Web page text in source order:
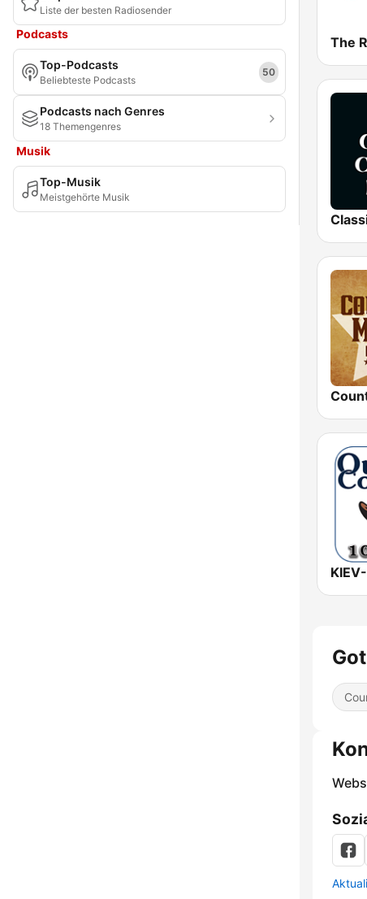
Liste der besten Radiosender
Podcasts
Top-Podcasts
Beliebteste Podcasts
50
Podcasts nach Genres
18 Themengenres
Musik
Top-Musik
Meistgehörte Musik